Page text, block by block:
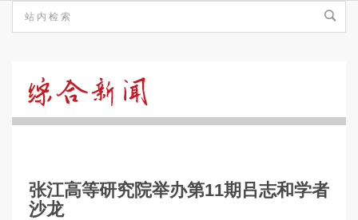
新
张江高等研究院举办第11期吕志和学者
沙龙